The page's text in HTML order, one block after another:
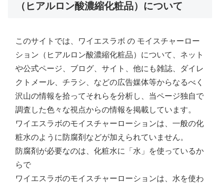
（ヒアルロン酸濃縮化粧品）について
このサイトでは、ワイエスラボ の モイスチャーロー
ション（ヒアルロン酸濃縮化粧品）について、ネット
や公式ページ、ブログ、サイト、他にも雑誌、ダイレ
クトメール、チラシ、などの広告媒体等からなるべく
沢山の情報を拾ってそれらを分析し、当ページ独自で
調査した色々な視点からの情報を掲載しています。
ワイエスラボのモイスチャーローションは、一般の化
粧水のように防腐剤などが加えられていません。
防腐剤が必要なのは、化粧水に「水」を使っているか
らで
ワイエスラボのモイスチャーローションは、水を使わ